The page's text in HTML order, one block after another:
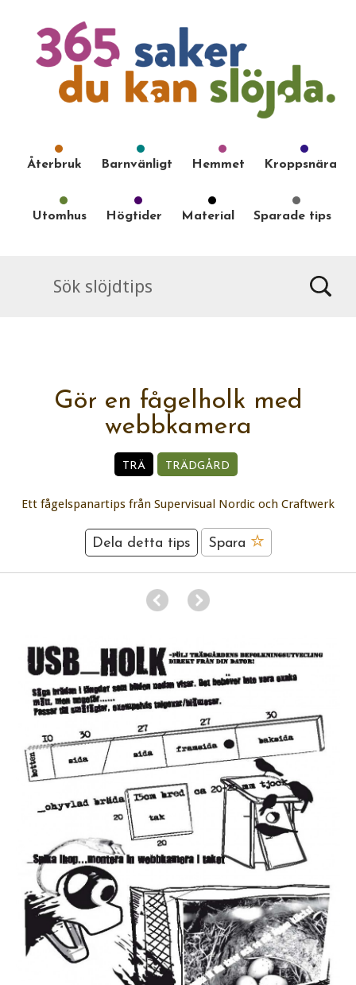
Återbruk Barnvänligt Hemmet Kroppsnära
Utomhus Högtider Material Sparade tips
Gör en fågelholk med
webbkamera
TRÄ TRÄDGÅRD
Ett fågelspanartips från Supervisual Nordic och Craftwerk
Dela detta tips Spara